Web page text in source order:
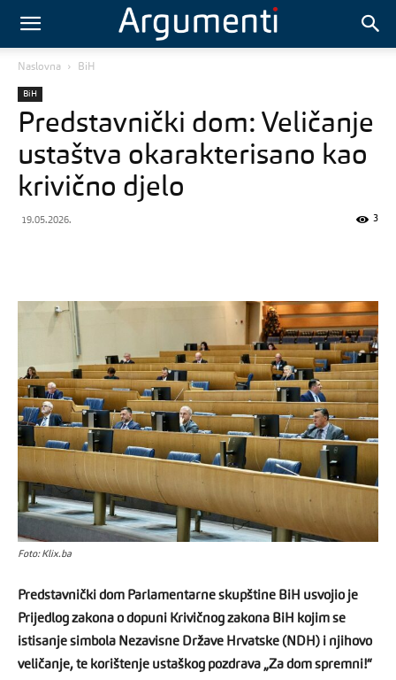
Naslovna BiH
BiH
Predstavnički dom: Veličanje
ustaštva okarakterisano kao
krivično djelo
19.05.2026. 3
Foto: Klix.ba
Predstavnički dom Parlamentarne skupštine BiH usvojio je
Prijedlog zakona o dopuni Krivičnog zakona BiH kojim se
istisanje simbola Nezavisne Države Hrvatske (NDH) i njihovo
veličanje, te korištenje ustaškog pozdrava „Za dom spremni!“